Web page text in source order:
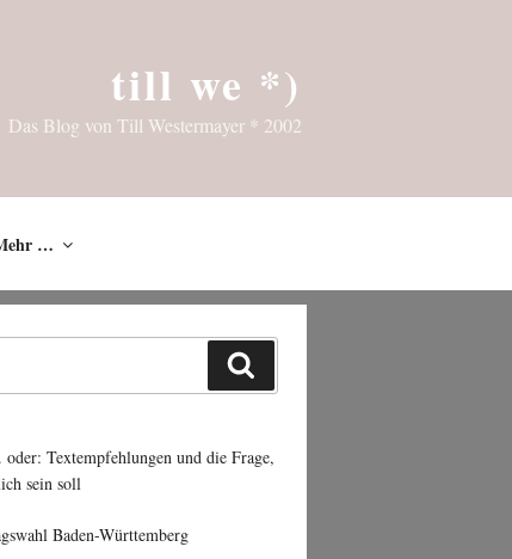
till we *)
Das Blog von Till Westermayer * 2002
…
Textempfehlungen und die Frage,
sein soll
Baden-Württemberg